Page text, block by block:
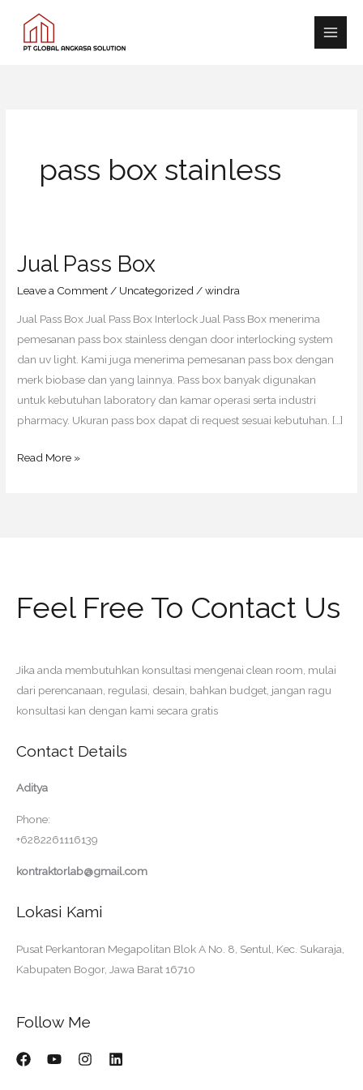
content
Main
pass box stainless
Jual Pass Box
Leave a Comment / Uncategorized /windra
Jual Pass Box Jual Pass Box Interlock Jual Pass Box menerima
pemesanan pass box stainless dengan door interlocking system
dan uv light. Kami juga menerima pemesanan pass box dengan
merk biobase dan yang lainnya. Pass box banyak digunakan
untuk kebutuhan laboratory dan kamar operasi serta industri
pharmacy. Ukuran pass box dapat di request sesuai kebutuhan. […]
Jual
Read More »
Feel Free To Contact Us
Jika anda membutuhkan konsultasi mengenai clean room, mulai
dari perencanaan, regulasi, desain, bahkan budget, jangan ragu
konsultasi kan dengan kami secara gratis
Contact Details
Aditya
Phone:
+6282261116139
kontraktorlab@gmail.com
Lokasi Kami
Pusat Perkantoran Megapolitan Blok A No. 8, Sentul, Kec. Sukaraja,
Kabupaten Bogor, Jawa Barat 16710
Follow Me